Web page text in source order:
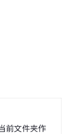
前文件夹作